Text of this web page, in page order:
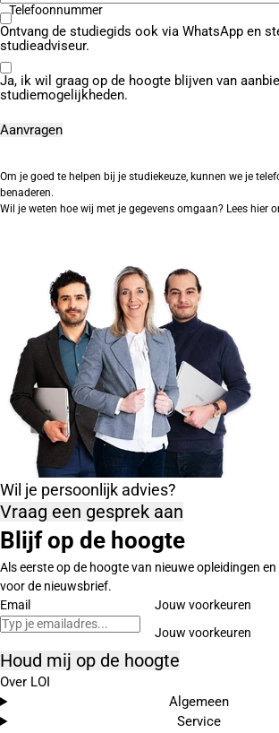
Telefoonnummer
Ontvang de studiegids ook via WhatsApp en
studieadviseur.
Ja, ik wil graag op de hoogte blijven van
studiemogelijkheden.
Om je goed te helpen bij je studiekeuze, kunnen we je
benaderen.
Wil je weten hoe wij met je gegevens omgaan? Lees hier
Wil je persoonlijk advies?
Vraag een gesprek aan
Blijf op de hoogte
Als eerste op de hoogte van nieuwe opleidingen
voor de nieuwsbrief.
Email
Jouw voorkeuren
Houd mij op de hoogte
Over LOI
Algemeen
Service